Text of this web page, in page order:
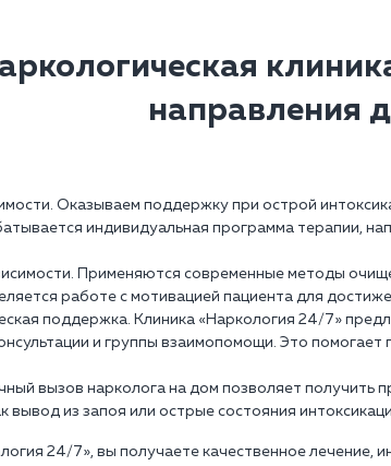
направления
Оказываем поддержку при острой
индивидуальная программа терапии,
Применяются современные методы
работе с мотивацией пациента для
поддержка. Клиника «Наркология 24/7»
и группы взаимопомощи. Это
вызов нарколога на дом позволяет
вывод из запоя или острые состояния
24/7», вы получаете качественное